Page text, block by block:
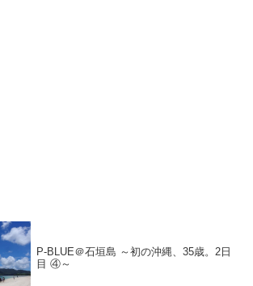
P-BLUE＠石垣島 ～初の沖縄、35歳。2日
目 ④～